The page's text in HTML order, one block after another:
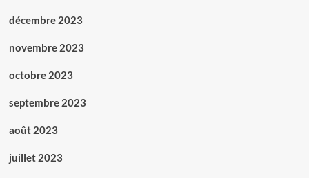
décembre 2023
novembre 2023
octobre 2023
septembre 2023
août 2023
juillet 2023